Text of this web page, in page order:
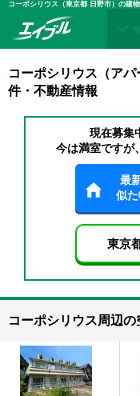
コーポシリウス（東京都 日野市）の建
コーポシリウス（ア
件・不動産情報
現在募集
今は満室ですが
最
似
東京
コーポシリウス周辺の